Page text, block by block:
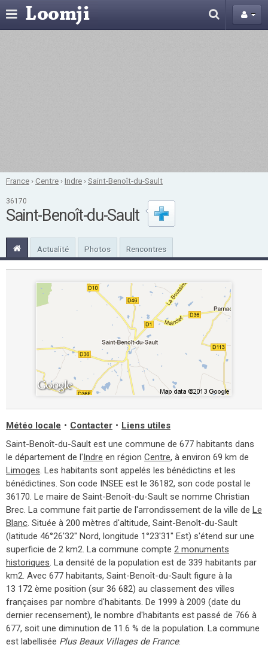
France ›Centre ›Indre ›Saint-Benoît-du-Sault
36170
Saint-Benoît-du-Sault
Actualité Photos Rencontres
Météo locale • Contacter • Liens utiles
Saint-Benoît-du-Sault est une commune de 677 habitants dans
le département de l'Indre en région Centre, à environ 69 km de
Limoges. Les habitants sont appelés les bénédictins et les
bénédictines. Son code INSEE est le 36182, son code postal le
36170. Le maire de Saint-Benoît-du-Sault se nomme Christian
Brec. La commune fait partie de l'arrondissement de la ville de Le
Blanc. Située à 200 mètres d'altitude, Saint-Benoît-du-Sault
(latitude 46°26'32'' Nord, longitude 1°23'31'' Est) s'étend sur une
superficie de 2 km2. La commune compte 2 monuments
historiques. La densité de la population est de 339 habitants par
km2. Avec 677 habitants, Saint-Benoît-du-Sault figure à la
13 172 ème position (sur 36 682) au classement des villes
françaises par nombre d'habitants. De 1999 à 2009 (date du
dernier recensement), le nombre d'habitants est passé de 766 à
677, soit une diminution de 11.6 % de la population. La commune
est labellisée Plus Beaux Villages de France.